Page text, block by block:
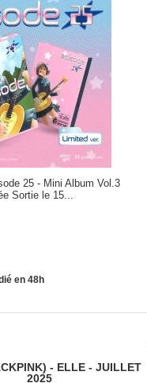
25 - Mini Album Vol.3
Sortie le 15...
en 48h
- ELLE - JUILLET
2025